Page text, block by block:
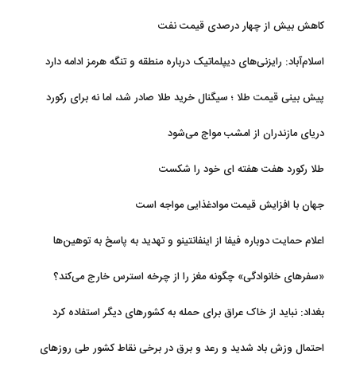
کاهش بیش از چهار درصدی قیمت نفت
اسلام‌آباد: رایزنی‌های دیپلماتیک درباره منطقه و تنگه هرمز ادامه دارد
پیش بینی قیمت طلا ؛ سیگنال خرید طلا صادر شد، اما نه برای رکورد
دریای مازندران از امشب مواج می‌شود
طلا رکورد هفت هفته ای خود را شکست
جهان با افزایش قیمت موادغذایی مواجه است
اعلام حمایت دوباره فیفا از اینفانتینو و تهدید به پاسخ به توهین‌ها
«سفرهای خانوادگی» چگونه مغز را از چرخه استرس خارج می‌کند؟
بغداد: نباید از خاک عراق برای حمله به کشورهای دیگر استفاده کرد
احتمال وزش باد شدید و رعد و برق در برخی نقاط کشور طی روزهای